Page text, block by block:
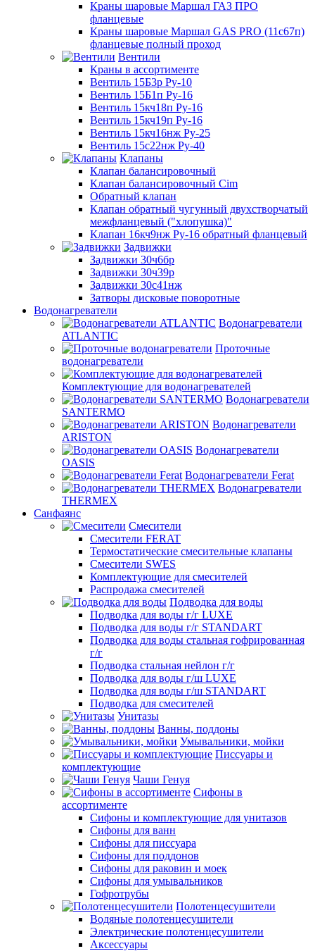
Краны шаровые Маршал ГАЗ ПРО
фланцевые
Краны шаровые Маршал GAS PRO (11с67п)
фланцевые полный проход
Вентили
Краны в ассортименте
Вентиль 15Б3р Ру-10
Вентиль 15Б1п Ру-16
Вентиль 15кч18п Ру-16
Вентиль 15кч19п Ру-16
Вентиль 15кч16нж Ру-25
Вентиль 15с22нж Ру-40
Клапаны
Клапан балансировочный
Клапан балансировочный Cim
Обратный клапан
Клапан обратный чугунный двухстворчатый
межфланцевый ("хлопушка)"
Клапан 16кч9нж Ру-16 обратный фланцевый
Задвижки
Задвижки 30ч6бр
Задвижки 30ч39р
Задвижки 30с41нж
Затворы дисковые поворотные
Водонагреватели
Водонагреватели
ATLANTIC
Проточные
водонагреватели
Комплектующие для водонагревателей
Водонагреватели
SANTERMO
Водонагреватели
ARISTON
Водонагреватели
OASIS
Водонагреватели Ferat
Водонагреватели
THERMEX
Санфаянс
Смесители
Смесители FERAT
Термостатические смесительные клапаны
Смесители SWES
Комплектующие для смесителей
Распродажа смесителей
Подводка для воды
Подводка для воды г/г LUXE
Подводка для воды г/г STANDART
Подводка для воды стальная гофрированная
г/г
Подводка стальная нейлон г/г
Подводка для воды г/ш LUXE
Подводка для воды г/ш STANDART
Подводка для смесителей
Унитазы
Ванны, поддоны
Умывальники, мойки
Писсуары и
комплектующие
Чаши Генуя
Сифоны в
ассортименте
Сифоны и комплектующие для унитазов
Сифоны для ванн
Сифоны для писсуара
Сифоны для поддонов
Сифоны для раковин и моек
Сифоны для умывальников
Гофротрубы
Полотенцесушители
Водяные полотенцесушители
Электрические полотенцесушители
Аксессуары